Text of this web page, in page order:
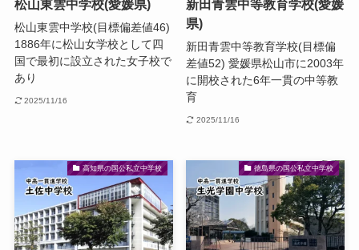
松山東雲中学校(愛媛県)
松山東雲中学校(目標偏差値46)
1886年に松山女学校として四
国で最初に設立された女子校で
あり
2025/11/16
新田青雲中等教育学校(愛媛
県)
新田青雲中等教育学校(目標偏
差値52) 愛媛県松山市に2003年
に開校された6年一貫の中等教
育
2025/11/16
高知県の国公私立中学校 徳島県の国公私立中学校